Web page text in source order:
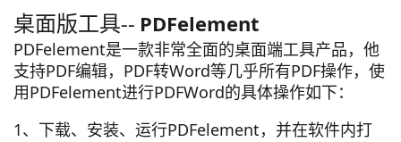
桌面版工具-- PDFelement
PDFelement是一款非常全面的桌面端工具产品，他
支持PDF编辑，PDF转Word等几乎所有PDF操作，使
用PDFelement进行PDFWord的具体操作如下：
1、下载、安装、运行PDFelement，并在软件内打